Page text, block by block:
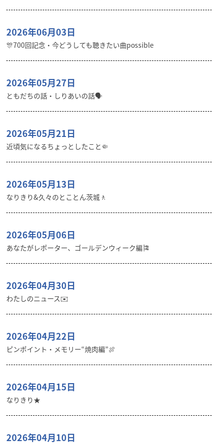
2026年06月03日
🎊700回記念・今どうしても聴きたい曲possible
2026年05月27日
ともだちの話・しりあいの話🗣️
2026年05月21日
近頃気になるちょっとしたこと🤏
2026年05月13日
なりきり&久々のとことん茨城🚶
2026年05月06日
あなたがレポーター、ゴールデンウィーク編🎏
2026年04月30日
わたしのニュース✉️
2026年04月22日
ピンポイント・メモリー“焼肉編”🍖
2026年04月15日
なりきり★
2026年04月10日